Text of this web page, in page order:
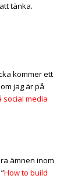
tänka.
kommer ett
jag är på
social media
ämnen inom
How to build